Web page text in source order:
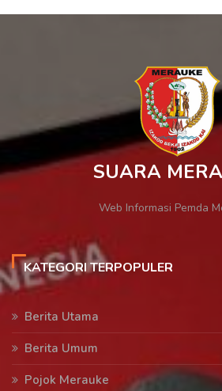
SUARA
Web Informasi Pemda
KATEGORI TERPOPULER
Berita Utama
Berita Umum
Pojok Merauke